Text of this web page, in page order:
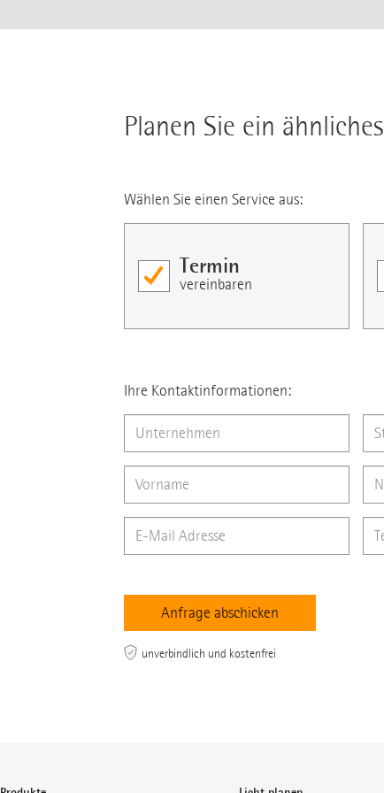
Planen Sie ein
Wählen Sie einen Service aus:
Termin
vereinbaren
Ihre Kontaktinformationen:
unverbindlich und kostenfrei